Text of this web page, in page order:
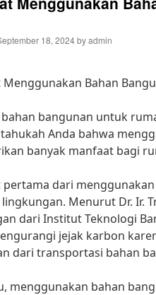
18, 2024byadmin
Bahan
bangunan untuk
Anda bahwa
banyak manfaat bagi
pertama dari
Menurut Dr. Ir.
dari Institut Teknologi
jejak karbon
dari transportasi bahan
menggunakan bahan